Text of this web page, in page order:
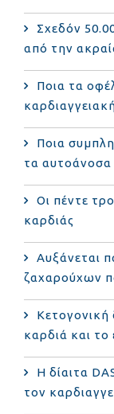
Σχεδόν
από την
Ποια τα
Ποια
τα αυτοάνοσα
Οι πέντε
καρδιάς
Αυξάνεται
ζαχαρούχων
Κετογονική
καρδιά και το
Η δίαιτα
τον